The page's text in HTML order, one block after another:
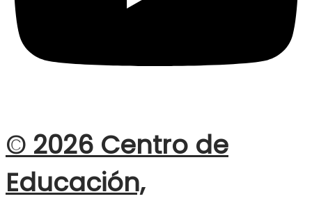
© 2026 Centro de
Educación,